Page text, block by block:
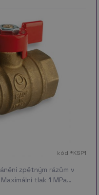
kód *KSP1
zpětným rázům v
tlak 1 MPa…